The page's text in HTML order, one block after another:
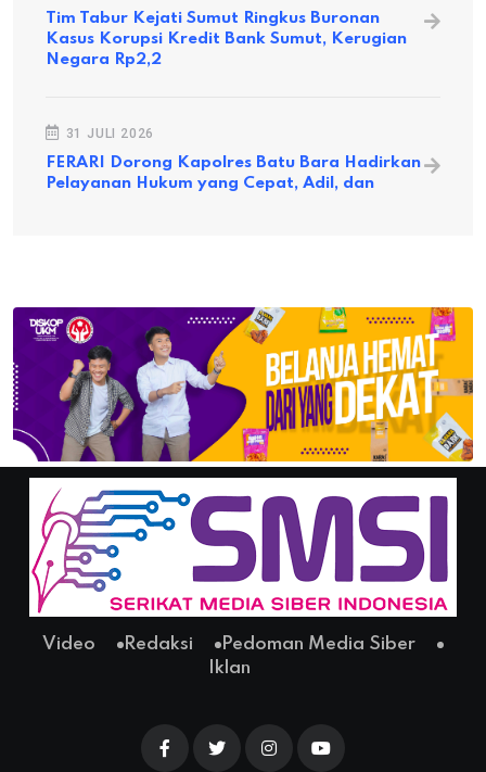
Tim Tabur Kejati Sumut Ringkus Buronan
Kasus Korupsi Kredit Bank Sumut, Kerugian
Negara Rp2,2
31 JULI 2026
FERARI Dorong Kapolres Batu Bara Hadirkan
Pelayanan Hukum yang Cepat, Adil, dan
Video Redaksi
Pedoman Media Siber
Iklan